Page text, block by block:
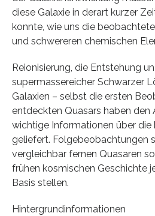
diese Galaxie in derart kurzer
konnte, wie uns die
und schwereren chemischen
Reionisierung, die Entstehung
supermassereicher Schwarzer
Galaxien – selbst die ersten
entdeckten Quasars haben den
wichtige Informationen über die
geliefert. Folgebeobachtungen
vergleichbar fernen Quasaren
frühen kosmischen Geschichte
Basis stellen.
Hintergrundinformationen